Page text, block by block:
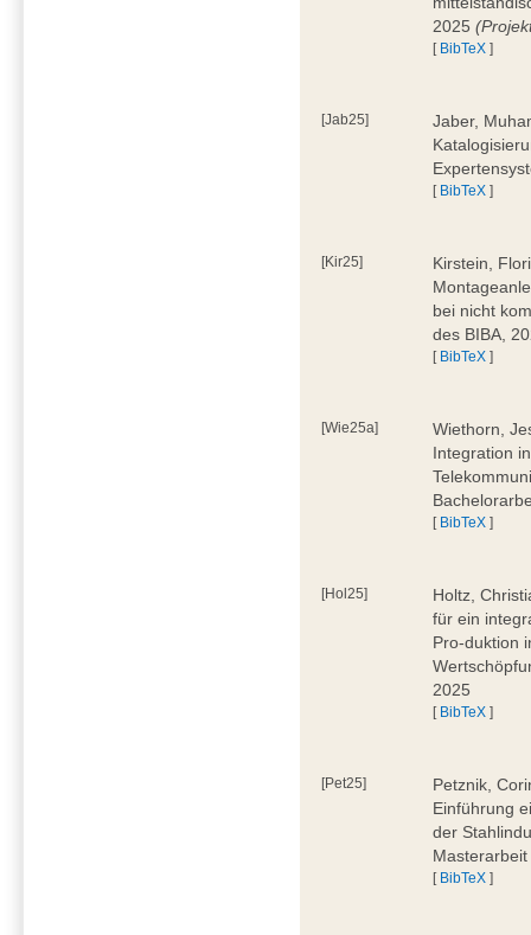
2025
[ BibTeX ]
[Jab25]
Jaber,
[ BibTeX ]
[Kir25]
Kirstein,
bei nicht
des BIBA,
[ BibTeX ]
[Wie25a]
Wiethorn,
Integration
[ BibTeX ]
[Hol25]
Holtz,
für ein
Pro-duktion
2025
[ BibTeX ]
[Pet25]
Petznik,
Einführung
der
[ BibTeX ]